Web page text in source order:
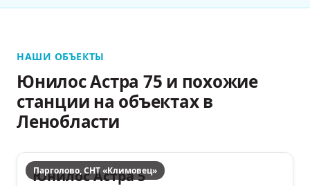
НАШИ ОБЪЕКТЫ
Юнилос Астра 75 и похожие
станции на объектах в
Ленобласти
Парголово, СНТ «Климовец»
Юнилос Астра 5